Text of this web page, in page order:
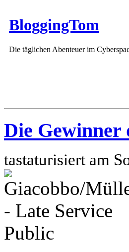
BloggingTom
Die täglichen Abenteuer im
Die
tastaturisiert am